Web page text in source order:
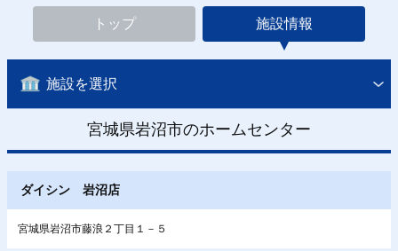
トップ 施設情報
施設を選択
宮城県岩沼市のホームセンター
ダイシン 岩沼店
宮城県岩沼市藤浪２丁目１－５